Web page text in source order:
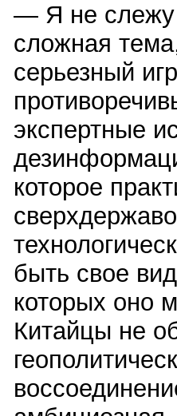
— Я не слежу
сложная
серьезный
экспертные
которое
быть свое
которых оно
Китайцы не